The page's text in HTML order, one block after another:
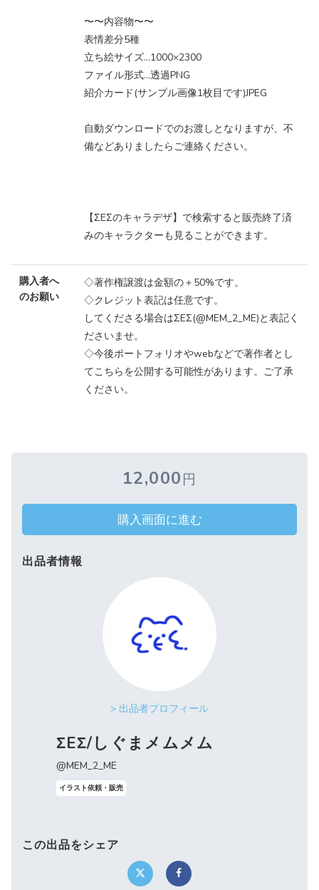
〜〜内容物〜〜
表情差分5種
立ち絵サイズ…1000×2300
ファイル形式…透過PNG
紹介カード(サンプル画像1枚目です)JPEG
自動ダウンロードでのお渡しとなりますが、不
備などありましたらご連絡ください。
【ΣEΣのキャラデザ】で検索すると販売終了済
みのキャラクターも見ることができます。
購入者へ
のお願い
◇著作権譲渡は金額の＋50%です。
◇クレジット表記は任意です。
してくださる場合はΣEΣ(@MEM_2_ME)と表記く
ださいませ。
◇今後ポートフォリオやwebなどで著作者とし
てこちらを公開する可能性があります。ご了承
ください。
12,000円
購入画面に進む
出品者情報
> 出品者プロフィール
ΣEΣ/しぐまメムメム
@MEM_2_ME
イラスト依頼・販売
この出品をシェア